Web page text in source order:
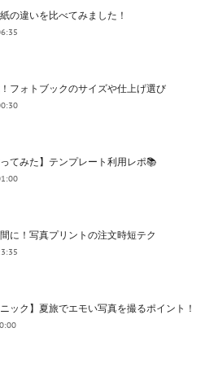
の違いを比べてみました！
フォトブックのサイズや仕上げ選び
ってみた】テンプレート利用レポ📚
に！写真プリントの注文時短テク
ニック】夏旅でエモい写真を撮るポイント！